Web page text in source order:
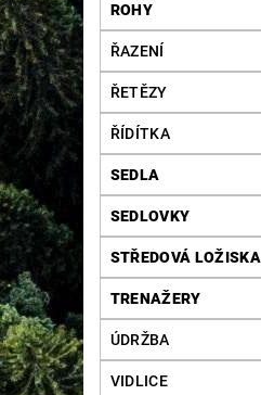
ROHY
ŘAZENÍ
ŘETĚZY
ŘÍDÍTKA
SEDLA
SEDLOVKY
STŘEDOVÁ LOŽISKA
TRENAŽERY
ÚDRŽBA
VIDLICE